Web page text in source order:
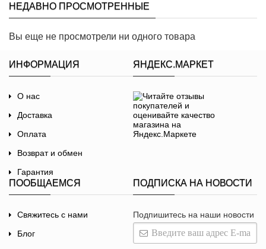
НЕДАВНО ПРОСМОТРЕННЫЕ
Вы еще не просмотрели ни одного товара
ИНФОРМАЦИЯ
О нас
Доставка
Оплата
Возврат и обмен
Гарантия
Договор-оферта
Политика
конфиденциальности
ЯНДЕКС.МАРКЕТ
ПООБЩАЕМСЯ
Свяжитесь с нами
Блог
ПОДПИСКА НА НОВОСТИ
Подпишитесь на наши новости